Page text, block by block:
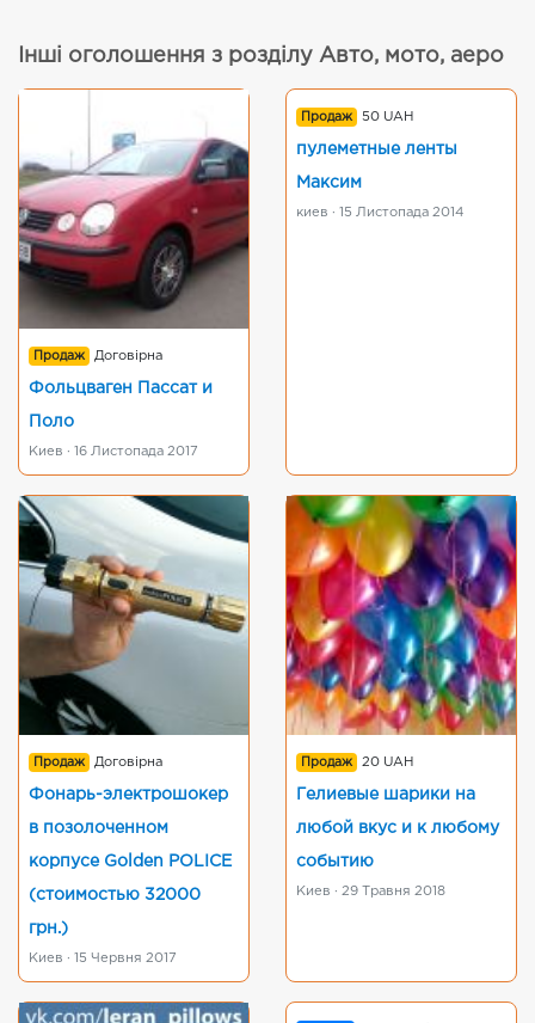
Інші оголошення з розділу Авто, мото, аеро
Продаж Договірна
Фольцваген Пассат и
Поло
Киев · 16 Листопада 2017
Продаж 50 UAH
пулеметные ленты
Максим
киев · 15 Листопада 2014
Продаж Договірна
Фонарь-электрошокер
в позолоченном
корпусе Golden POLICE
(стоимостью 32000
грн.)
Киев · 15 Червня 2017
Продаж 20 UAH
Гелиевые шарики на
любой вкус и к любому
событию
Киев · 29 Травня 2018